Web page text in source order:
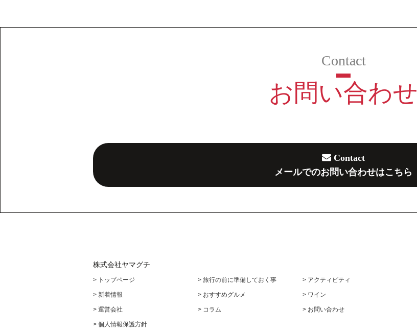
お問い合わせ
Contact
メールでのお問い合わせはこちら
株式会社ヤマグチ
> トップページ > 旅行の前に準備しておく事 > アクティビティ
> 新着情報 > おすすめグルメ > ワイン
> 運営会社 > コラム > お問い合わせ
> 個人情報保護方針